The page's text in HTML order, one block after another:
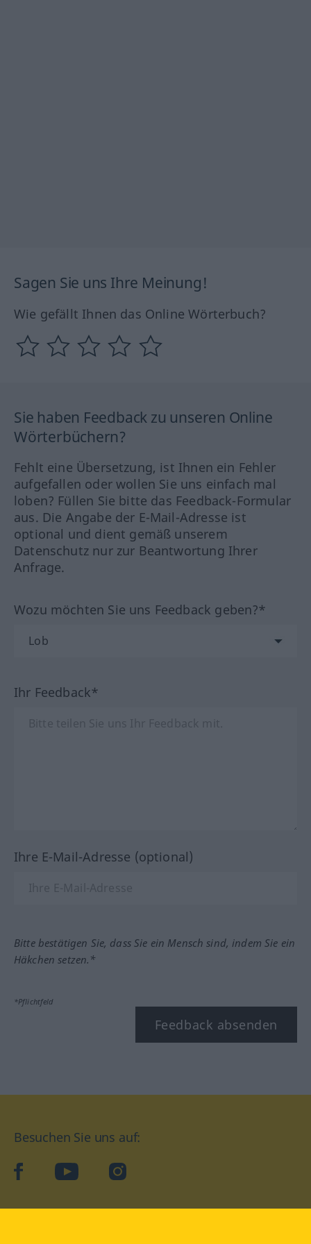
Sagen Sie uns Ihre Meinung!
Wie gefällt Ihnen das Online Wörterbuch?
Sie haben Feedback zu unseren Online
Wörterbüchern?
Fehlt eine Übersetzung, ist Ihnen ein Fehler
aufgefallen oder wollen Sie uns einfach mal
loben? Füllen Sie bitte das Feedback-Formular
aus. Die Angabe der E-Mail-Adresse ist
optional und dient gemäß unserem
Datenschutz nur zur Beantwortung Ihrer
Anfrage.
Wozu möchten Sie uns Feedback geben?*
Ihr Feedback*
Ihre E-Mail-Adresse (optional)
Bitte bestätigen Sie, dass Sie ein Mensch sind, indem Sie ein
Häkchen setzen.*
*Pflichtfeld
Feedback absenden
Besuchen Sie uns auf:
facebookYouTube Instagram